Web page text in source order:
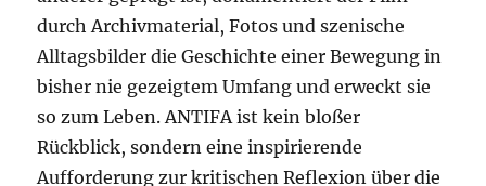
durch Archivmaterial, Fotos und szenische
Alltagsbilder die Geschichte einer Bewegung in
bisher nie gezeigtem Umfang und erweckt sie
so zum Leben. ANTIFA ist kein bloßer
Rückblick, sondern eine inspirierende
Aufforderung zur kritischen Reflexion über die